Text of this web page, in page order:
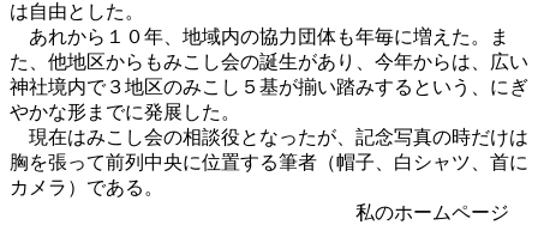
は自由とした。
あれから１０年、地域内の協力団体も年毎に増えた。ま
た、他地区からもみこし会の誕生があり、今年からは、広い
神社境内で３地区のみこし５基が揃い踏みするという、にぎ
やかな形までに発展した。
現在はみこし会の相談役となったが、記念写真の時だけは
胸を張って前列中央に位置する筆者（帽子、白シャツ、首に
カメラ）である。
私のホームページ